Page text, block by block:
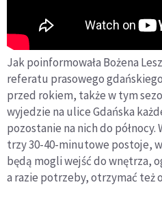
Jak poinformowała Bożena
referatu prasowego
przed rokiem, także w tym
wyjedzie na ulice Gdańska
pozostanie na nich do północy.
trzy 30-40-minutowe postoje,
będą mogli wejść do wnętrza,
a razie potrzeby, otrzymać też